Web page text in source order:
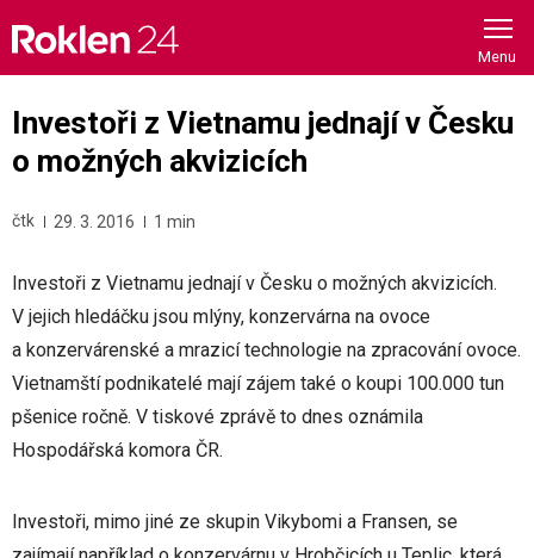
content
Investoři z Vietnamu jednají v Česku
o možných akvizicích
čtk 29. 3. 2016 1 min
Investoři z Vietnamu jednají v Česku o možných akvizicích.
V jejich hledáčku jsou mlýny, konzervárna na ovoce
a konzervárenské a mrazicí technologie na zpracování ovoce.
Vietnamští podnikatelé mají zájem také o koupi 100.000 tun
pšenice ročně. V tiskové zprávě to dnes oznámila
Hospodářská komora ČR.
Investoři, mimo jiné ze skupin Vikybomi a Fransen, se